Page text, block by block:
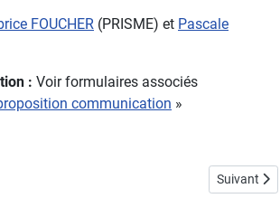
FOUCHER (PRISME) et Pascale
: Voir formulaires associés
communication »
Thématique GFC Interactions transferts
Article
Suivant